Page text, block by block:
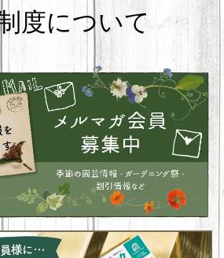
度について